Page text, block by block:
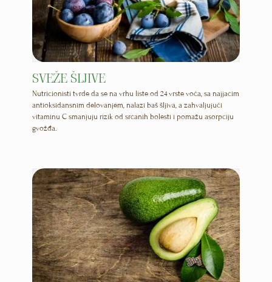
SVEŽE ŠLJIVE
Nutricionisti tvrde da se na vrhu liste od 24 vrste voća, sa najjačim
antioksidansnim delovanjem, nalazi baš šljiva, a zahvaljujući
vitaminu C smanjuju rizik od srčanih bolesti i pomažu asorpciju
gvožđa.